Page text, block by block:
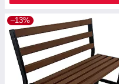
–13%